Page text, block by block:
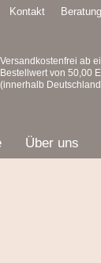
Kontakt
Versandkostenfrei ab
Bestellwert von 50,00
(innerhalb
Über uns